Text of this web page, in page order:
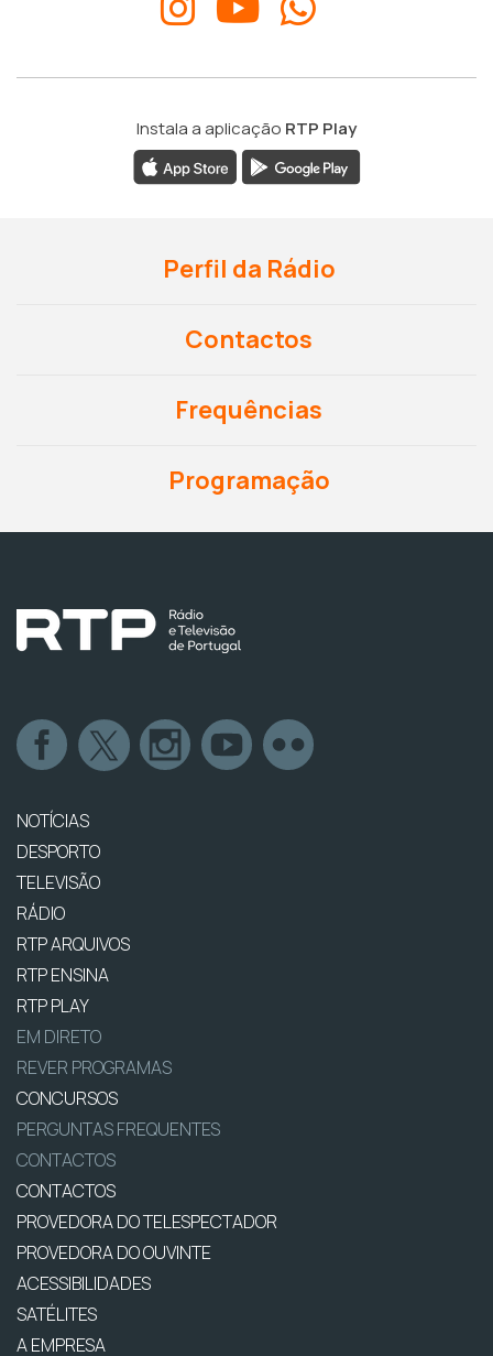
Instala a aplicação RTP Play
Perfil da Rádio
Contactos
Frequências
Programação
NOTÍCIAS
DESPORTO
TELEVISÃO
RÁDIO
RTP ARQUIVOS
RTP ENSINA
RTP PLAY
EM DIRETO
REVER PROGRAMAS
CONCURSOS
PERGUNTAS FREQUENTES
CONTACTOS
CONTACTOS
PROVEDORA DO TELESPECTADOR
PROVEDORA DO OUVINTE
ACESSIBILIDADES
SATÉLITES
A EMPRESA